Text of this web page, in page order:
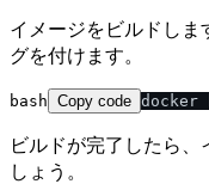
イメージをビルドしま
グを付けます。
bash Copy code
ビルドが完了したら
しょう。